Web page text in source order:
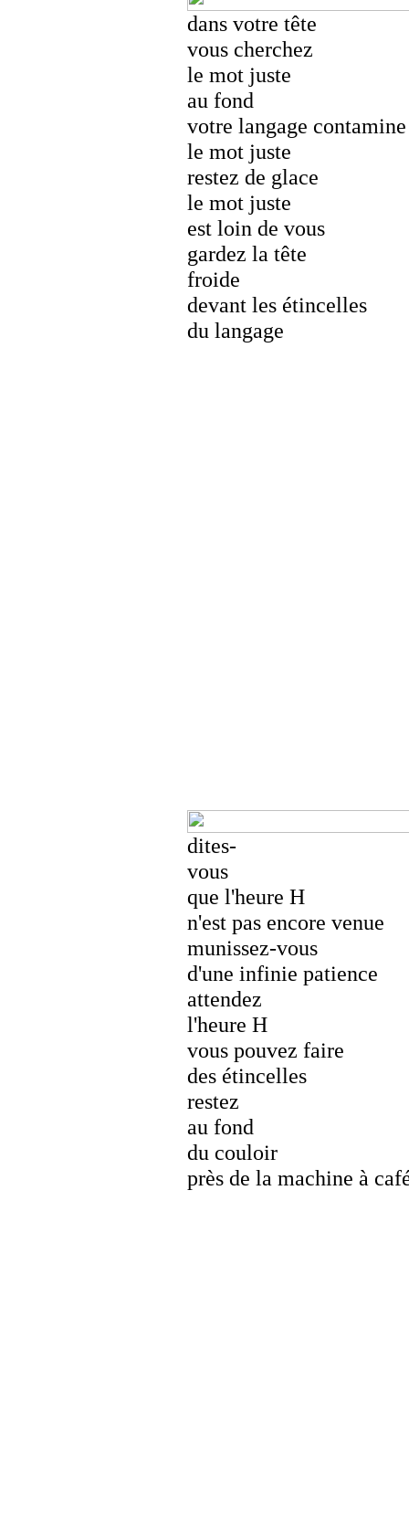
dans votre tête
vous cherchez
le mot juste
au fond
votre langage contamine
le mot juste
restez de glace
le mot juste
est loin de vous
gardez la tête
froide
devant les étincelles
du langage
dites-
vous
que l'heure H
n'est pas encore venue
munissez-vous
d'une infinie patience
attendez
l'heure H
vous pouvez faire
des étincelles
restez
au fond
du couloir
près de la machine à